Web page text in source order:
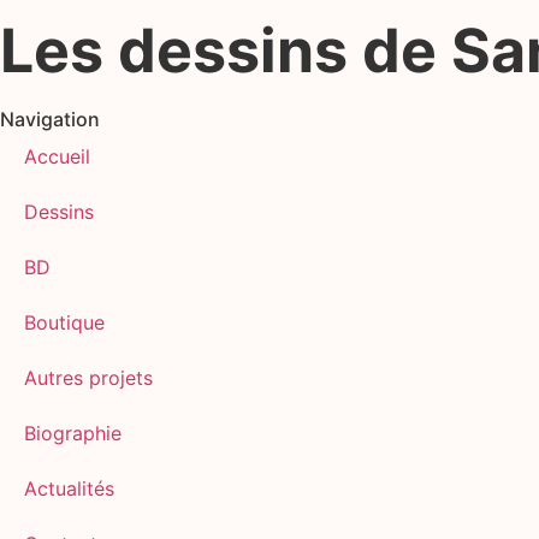
Les dessins de
Navigation
Accueil
Dessins
BD
Boutique
Autres projets
Biographie
Actualités